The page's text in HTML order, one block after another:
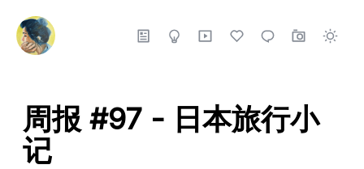
周报 #97 - 日本旅行小
记